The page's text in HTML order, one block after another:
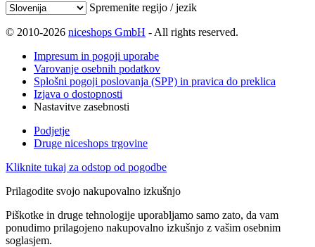
Spremenite regijo / jezik
© 2010-2026 niceshops GmbH - All rights reserved.
Impresum in pogoji uporabe
Varovanje osebnih podatkov
Splošni pogoji poslovanja (SPP) in pravica do preklica
Izjava o dostopnosti
Nastavitve zasebnosti
Podjetje
Druge niceshops trgovine
Kliknite tukaj za odstop od pogodbe
Prilagodite svojo nakupovalno izkušnjo
Piškotke in druge tehnologije uporabljamo samo zato, da vam
ponudimo prilagojeno nakupovalno izkušnjo z vašim osebnim
soglasjem.